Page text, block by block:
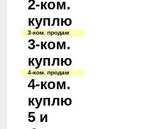
2-ком.
куплю
3-ком. продам
3-ком.
куплю
4-ком. продам
4-ком.
куплю
5 и